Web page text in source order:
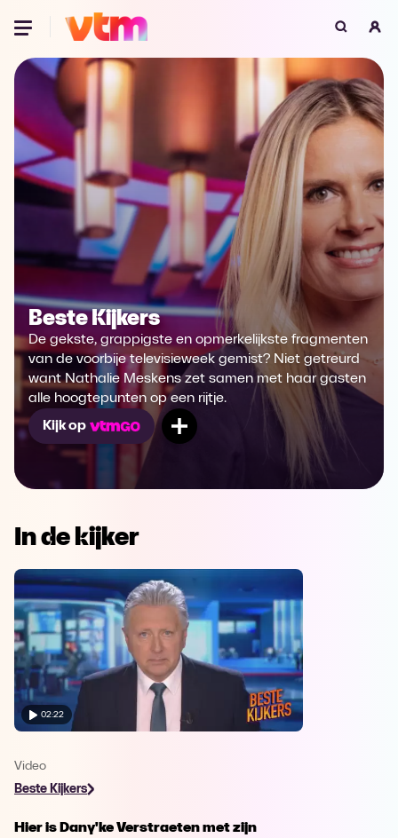
Voor je onze programma's gaat ontdekken,
best je browser updaten of hieronder één
van de ondersteunde browsers
downloaden.
Google Chrome Download
Firefox Download
Safari Download
Microsoft Edge Download
Opera Download
Beste Kijkers
De gekste, grappigste en opmerkelijkste fragmenten
van de voorbije televisieweek gemist? Niet getreurd
want Nathalie Meskens zet samen met haar gasten
alle hoogtepunten op een rijtje.
Kijk op
In de kijker
02:22
Video
Beste Kijkers
Hier is Dany'ke Verstraeten met zijn